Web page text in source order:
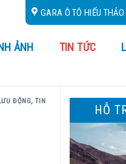
GARA Ô TÔ HIẾU THẢO
ẢNH TIN TỨC
ĐỘNG,TIN
HỖ